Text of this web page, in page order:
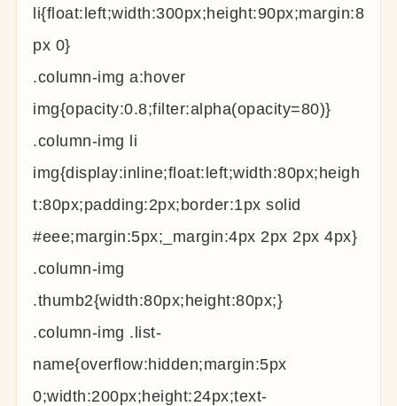
li{float:left;width:300px;height:90px;margin:8
px 0}
.column-img a:hover
img{opacity:0.8;filter:alpha(opacity=80)}
.column-img li
img{display:inline;float:left;width:80px;heigh
t:80px;padding:2px;border:1px solid
#eee;margin:5px;_margin:4px 2px 2px 4px}
.column-img
.thumb2{width:80px;height:80px;}
.column-img .list-
name{overflow:hidden;margin:5px
0;width:200px;height:24px;text-